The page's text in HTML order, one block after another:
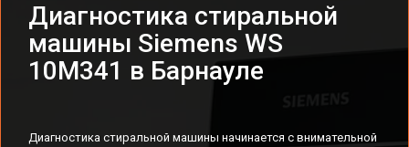
Диагностика стиральной
машины Siemens WS
10M341 в Барнауле
Диагностика стиральной машины начинается с внимательной